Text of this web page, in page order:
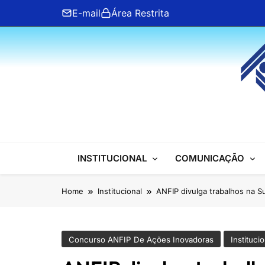
content
E-mail Área Restrita
ANFIP Nacional
INSTITUCIONAL COMUNICAÇÃO
Home Institucional ANFIP divulga trabalhos na
Concurso ANFIP De Ações Inovadoras